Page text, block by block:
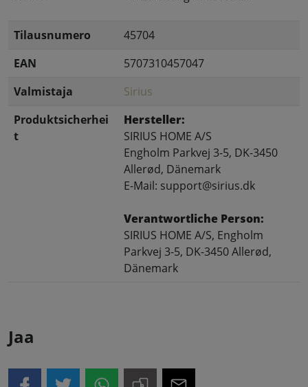
Tilausnumero
45704
EAN
5707310457047
Valmistaja
Sirius
Produktsicherhei
t
Hersteller:
SIRIUS HOME A/S
Engholm Parkvej 3-5, DK-3450
Allerød, Dänemark
E-Mail: support@sirius.dk
Verantwortliche Person:
SIRIUS HOME A/S, Engholm
Parkvej 3-5, DK-3450 Allerød,
Dänemark
Jaa